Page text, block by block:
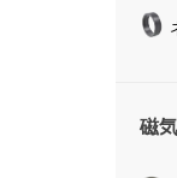
磁